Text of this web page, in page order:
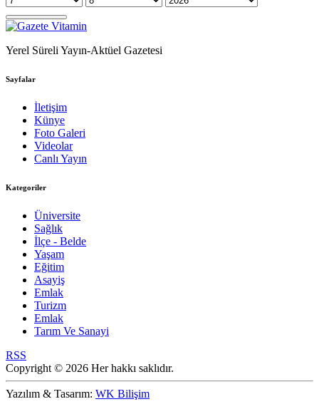
Yerel Süreli Yayın-Aktüel Gazetesi
Sayfalar
İletişim
Künye
Foto Galeri
Videolar
Canlı Yayın
Kategoriler
Üniversite
Sağlık
İlçe - Belde
Yaşam
Eğitim
Asayiş
Emlak
Turizm
Emlak
Tarım Ve Sanayi
RSS
Copyright © 2026 Her hakkı saklıdır.
Yazılım & Tasarım: WK Bilişim